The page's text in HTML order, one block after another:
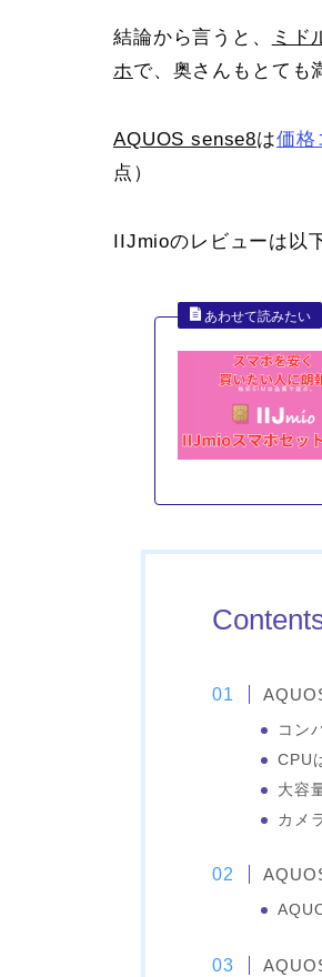
結論から言うと、
ミド
ホで、奥さんもとても
AQUOS sense8は価格
点）
IIJmioのレビューは以
コン
CPU
大容
カメ